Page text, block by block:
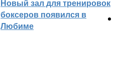
Новый зал для тренировок
боксеров появился в
Любиме